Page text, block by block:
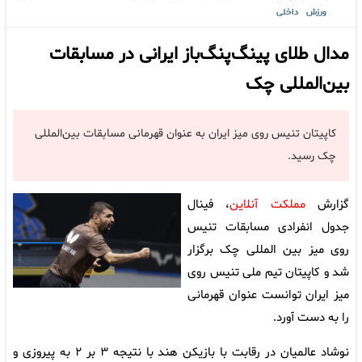
ورزش
داخلی
مدال طلای پینگ‌پنگ‌باز ایرانی در مسابقات
بین‌المللی چک
کاپیتان تنیس روی میز ایران به عنوان قهرمانی مسابقات بین‌المللی
چک رسید.
گزارشمملکت آنلاین، فینال
جدول انفرادی مسابقات تنیس
روی میز بین المللی چک برگزار
شد و کاپیتان تیم ملی تنیس روی
میز ایران توانست عنوان قهرمانی
را به دست آورد.
نوشاد عالمیان در رقابت با بازیکن هند با نتیجه ۳ بر ۲ به پیروزی و